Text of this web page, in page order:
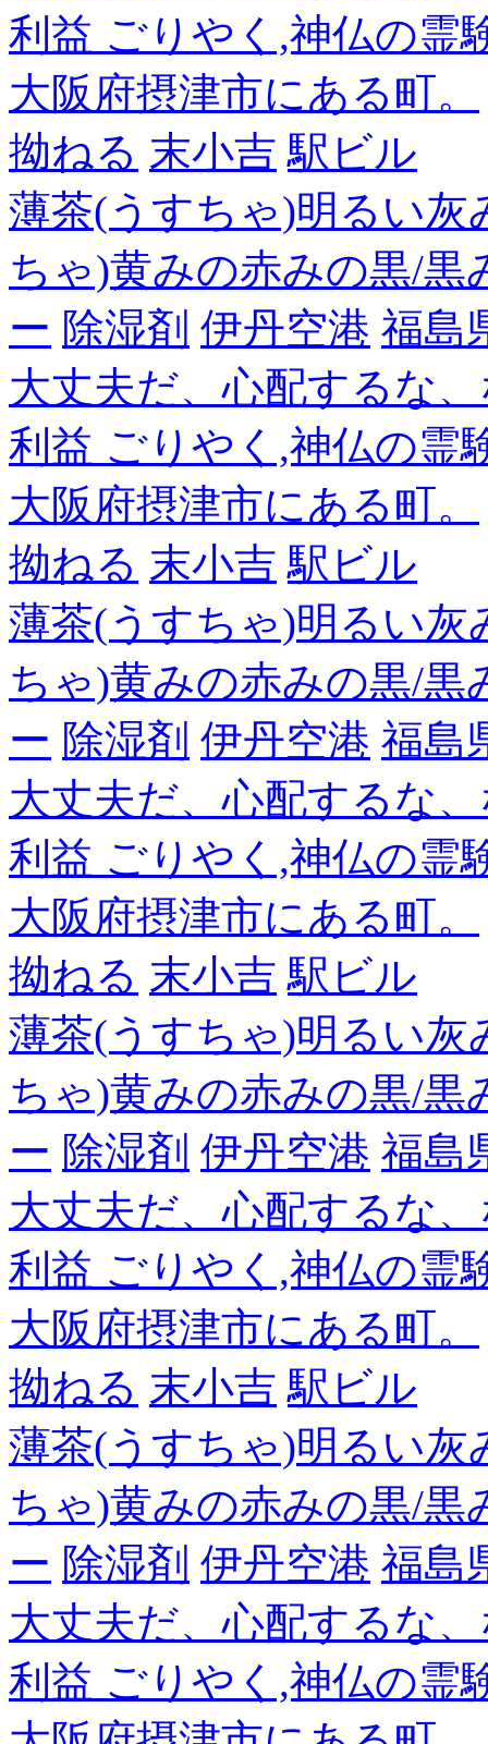
利益 ごりやく,神仏の霊
大阪府摂津市にある町。
拗ねる 末小吉 駅ビル
薄茶(うすちゃ)明るい灰
ちゃ)黄みの赤みの黒/黒
ー 除湿剤 伊丹空港 福島
大丈夫だ、心配するな
利益 ごりやく,神仏の霊
大阪府摂津市にある町。
拗ねる 末小吉 駅ビル
薄茶(うすちゃ)明るい灰
ちゃ)黄みの赤みの黒/黒
ー 除湿剤 伊丹空港 福島
大丈夫だ、心配するな
利益 ごりやく,神仏の霊
大阪府摂津市にある町。
拗ねる 末小吉 駅ビル
薄茶(うすちゃ)明るい灰
ちゃ)黄みの赤みの黒/黒
ー 除湿剤 伊丹空港 福島
大丈夫だ、心配するな
利益 ごりやく,神仏の霊
大阪府摂津市にある町。
拗ねる 末小吉 駅ビル
薄茶(うすちゃ)明るい灰
ちゃ)黄みの赤みの黒/黒
ー 除湿剤 伊丹空港 福島
大丈夫だ、心配するな
利益 ごりやく,神仏の霊